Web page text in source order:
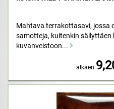
Mahtava terrakottasavi, jossa
samotteja, kuitenkin säilyttäen
kuvanveistoon...
alkaen